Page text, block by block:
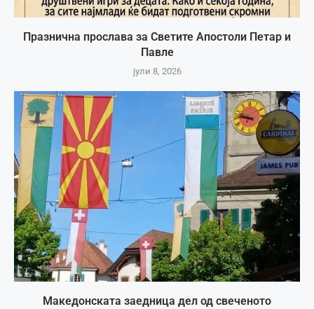
Празнична прослава за Светите Апостоли Петар и
Павле
јули 8, 2026
Македонската заедница дел од свеченото